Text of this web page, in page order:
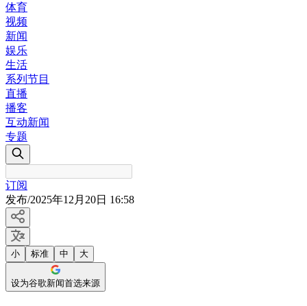
体育
视频
新闻
娱乐
生活
系列节目
直播
播客
互动新闻
专题
订阅
发布/2025年12月20日 16:58
小 标准 中 大
设为谷歌新闻首选来源